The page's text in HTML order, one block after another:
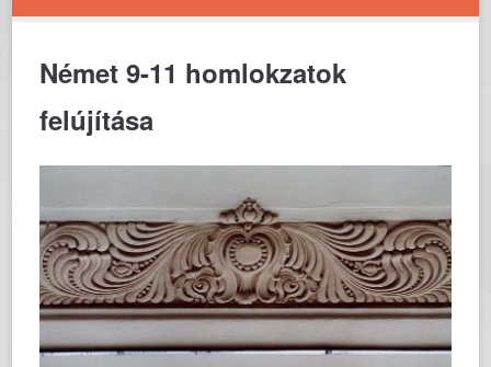
Német 9-11 homlokzatok
felújítása